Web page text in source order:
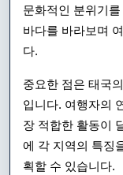
문화적인 분위기
바다를 바라보며
다.
중요한 점은 태국
입니다. 여행자의
장 적합한 활동이
에 각 지역의 특징
획할 수 있습니다.